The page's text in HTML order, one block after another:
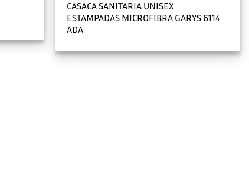
CASACA SANITARIA UNISEX
ESTAMPADAS MICROFIBRA GARYS 6114
ADA